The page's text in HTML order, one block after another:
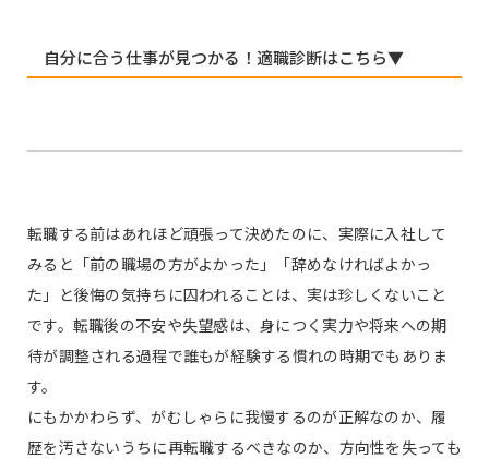
自分に合う仕事が見つかる！適職診断はこちら▼
転職する前はあれほど頑張って決めたのに、実際に入社して
みると「前の職場の方がよかった」「辞めなければよかっ
た」と後悔の気持ちに囚われることは、実は珍しくないこと
です。転職後の不安や失望感は、身につく実力や将来への期
待が調整される過程で誰もが経験する慣れの時期でもありま
す。
にもかかわらず、がむしゃらに我慢するのが正解なのか、履
歴を汚さないうちに再転職するべきなのか、方向性を失っても